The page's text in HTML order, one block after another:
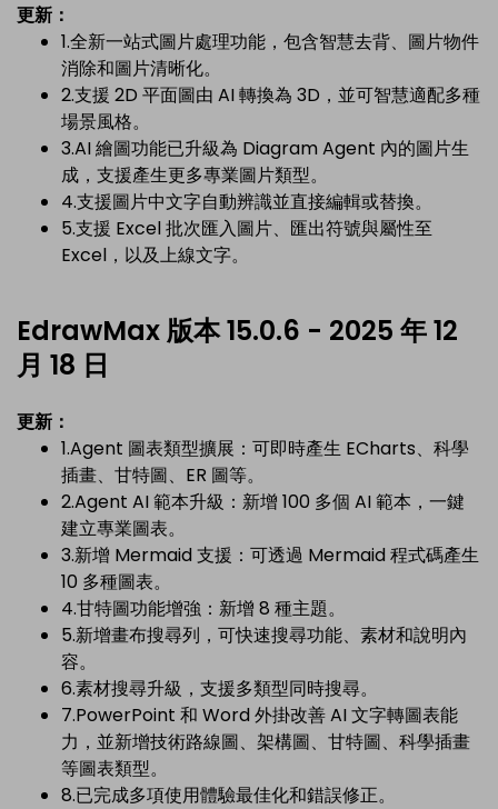
更新：
1.全新一站式圖片處理功能，包含智慧去背、圖片物件
消除和圖片清晰化。
2.支援 2D 平面圖由 AI 轉換為 3D，並可智慧適配多種
場景風格。
3.AI 繪圖功能已升級為 Diagram Agent 內的圖片生
成，支援產生更多專業圖片類型。
4.支援圖片中文字自動辨識並直接編輯或替換。
5.支援 Excel 批次匯入圖片、匯出符號與屬性至
Excel，以及上線文字。
EdrawMax 版本 15.0.6 - 2025 年 12
月 18 日
更新：
1.Agent 圖表類型擴展：可即時產生 ECharts、科學
插畫、甘特圖、ER 圖等。
2.Agent AI 範本升級：新增 100 多個 AI 範本，一鍵
建立專業圖表。
3.新增 Mermaid 支援：可透過 Mermaid 程式碼產生
10 多種圖表。
4.甘特圖功能增強：新增 8 種主題。
5.新增畫布搜尋列，可快速搜尋功能、素材和說明內
容。
6.素材搜尋升級，支援多類型同時搜尋。
7.PowerPoint 和 Word 外掛改善 AI 文字轉圖表能
力，並新增技術路線圖、架構圖、甘特圖、科學插畫
等圖表類型。
8.已完成多項使用體驗最佳化和錯誤修正。